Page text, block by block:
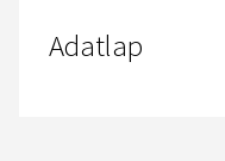
Adatlap